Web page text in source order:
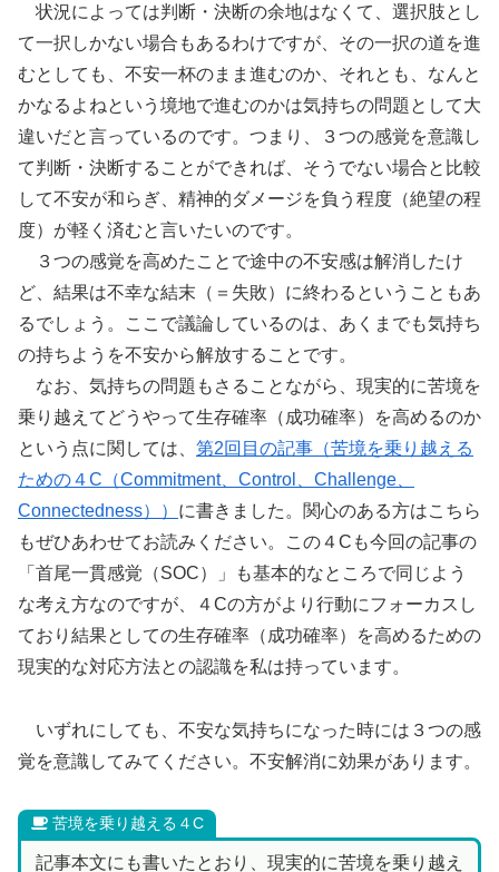
状況によっては判断・決断の余地はなくて、選択肢とし
て一択しかない場合もあるわけですが、その一択の道を進
むとしても、不安一杯のまま進むのか、それとも、なんと
かなるよねという境地で進むのかは気持ちの問題として大
違いだと言っているのです。つまり、３つの感覚を意識し
て判断・決断することができれば、そうでない場合と比較
して不安が和らぎ、精神的ダメージを負う程度（絶望の程
度）が軽く済むと言いたいのです。
３つの感覚を高めたことで途中の不安感は解消したけ
ど、結果は不幸な結末（＝失敗）に終わるということもあ
るでしょう。ここで議論しているのは、あくまでも気持ち
の持ちようを不安から解放することです。
なお、気持ちの問題もさることながら、現実的に苦境を
乗り越えてどうやって生存確率（成功確率）を高めるのか
という点に関しては、 第2回目の記事（苦境を乗り越える
ための４C（Commitment、Control、Challenge、
Connectedness）） に書きました。関心のある方はこちら
もぜひあわせてお読みください。この４Cも今回の記事の
「首尾一貫感覚（SOC）」も基本的なところで同じよう
な考え方なのですが、４Cの方がより行動にフォーカスし
ており結果としての生存確率（成功確率）を高めるための
現実的な対応方法との認識を私は持っています。
いずれにしても、不安な気持ちになった時には３つの感
覚を意識してみてください。不安解消に効果があります。
苦境を乗り越える４C
記事本文にも書いたとおり、現実的に苦境を乗り越え